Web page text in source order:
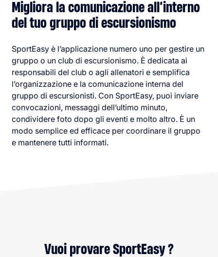
Migliora la comunicazione all’interno
del tuo gruppo di escursionismo
SportEasy è l’applicazione numero uno per gestire un
gruppo o un club di escursionismo. È dedicata ai
responsabili del club o agli allenatori e semplifica
l’organizzazione e la comunicazione interna del
gruppo di escursionisti. Con SportEasy, puoi inviare
convocazioni, messaggi dell’ultimo minuto,
condividere foto dopo gli eventi e molto altro. È un
modo semplice ed efficace per coordinare il gruppo
e mantenere tutti informati.
Vuoi provare SportEasy ?